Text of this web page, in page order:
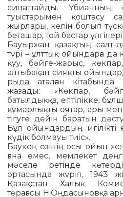
сипаттайды. Үбианның
туыстарымен қоштасу
жырлары, келін болып
бе­та­шар, той бастар үлгілері
Бауыржан қазақтың салт-
түрі – ұлттық ойындарға
қуу, бәйге-жарыс,
алтыбақан сияқ­ты
ры­да аталған
жазады: «Көкпар,
батылдыққа, ептілікке,
құмарлықты оятар, ары мен
тігуге дейін ба­­­­ратын
Бұл ойындардың игілікті
күдік болмауы тиіс».
Баукең өзінің осы ойын
ғана емес, мемлекет
мәселе ретінде
ортасында жүріп, 1943
Қазақстан Халық
төрағасы Н.Оңдасыновқа